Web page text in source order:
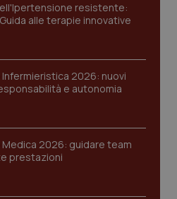
resistente:
alle terapie innovative
2026: nuovi
e autonomia
2026: guidare team
prestazioni
www.quotidianosanita.it